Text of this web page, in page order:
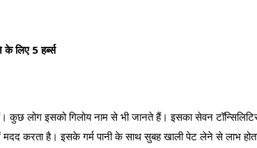
के लिए 5 हर्ब्स
कुछ लोग इसको गिलोय नाम से भी जानते हैं। इसका सेवन
करता है। इसके गर्म पानी के साथ सुबह खाली पेट लेने से लाभ